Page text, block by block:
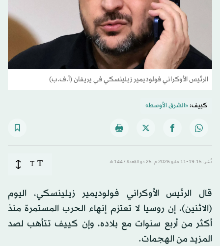
الرئيس الأوكراني ​فولوديمير زيلينسكي في يريفان (أ.ف.ب)
كييف:«الشرق الأوسط»
نُشر: 19:15-11 مايو 2026 م ـ 25 ذو القِعدة 1447 هـ T
T
قال الرئيس الأوكراني ​فولوديمير زيلينسكي، اليوم
(الاثنين)، إن روسيا لا تعتزم إنهاء الحرب المستمرة منذ
‌أكثر ‌من ​أربع ‌سنوات مع ​بلاده، وإن كييف تتأهب لصد
المزيد من الهجمات.